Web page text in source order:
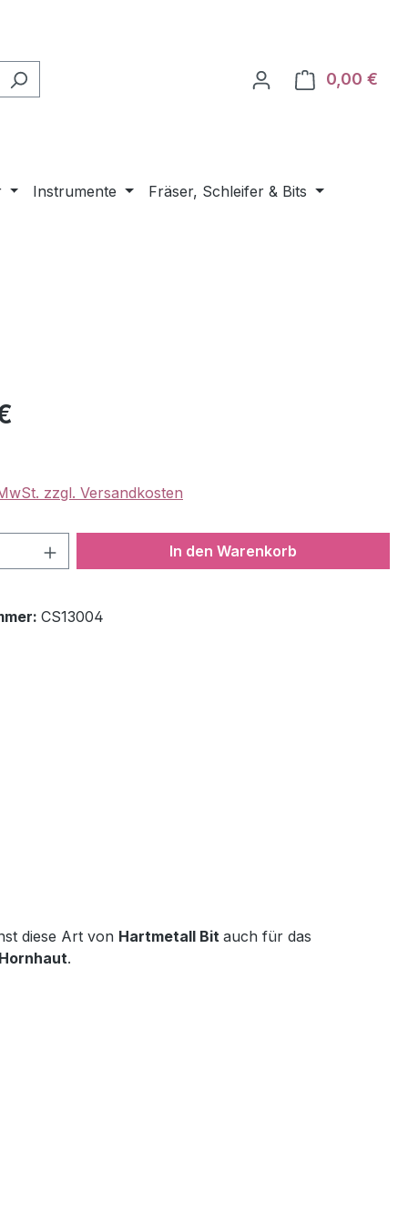
0,00 €
Instrumente
Fräser, Schleifer & Bits
zzgl. Versandkosten
Anzahl: Gib den gewünschten Wert
In den Warenkorb
CS13004
diese Art von Hartmetall Bit auch für das
.